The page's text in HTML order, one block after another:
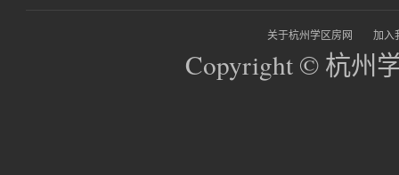
关于杭州学区房网 加入
Copyright © 杭州